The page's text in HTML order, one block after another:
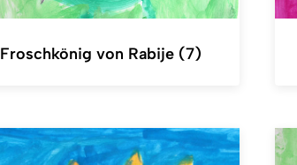
Froschkönig von Rabije (7)